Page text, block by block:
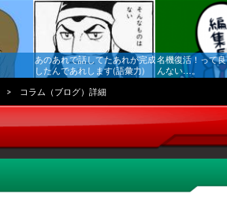
あのあれで話してたあれが完成
したんであれします(語彙力)
名機復活！って
んない…。
コラム（ブログ）詳細